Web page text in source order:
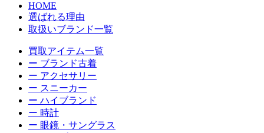
HOME
選ばれる理由
取扱いブランド一覧
買取アイテム一覧
ー ブランド古着
ー アクセサリー
ー スニーカー
ー ハイブランド
ー 時計
ー 眼鏡・サングラス